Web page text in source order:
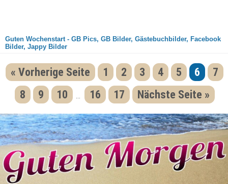
Guten Wochenstart - GB Pics, GB Bilder, Gästebuchbilder, Facebook
Bilder, Jappy Bilder
« Vorherige Seite 1 2 3 4 5 6
7
8
9 10 16 17 Nächste Seite »